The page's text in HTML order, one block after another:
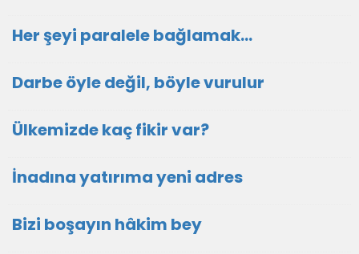
Her şeyi paralele bağlamak…
Darbe öyle değil, böyle vurulur
Ülkemizde kaç fikir var?
İnadına yatırıma yeni adres
Bizi boşayın hâkim bey